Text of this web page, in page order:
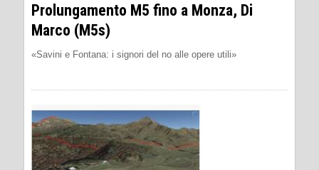
Prolungamento M5 fino a Monza, Di
Marco (M5s)
«Savini e Fontana: i signori del no alle opere utili»